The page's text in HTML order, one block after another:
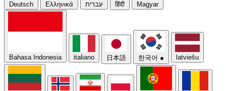
Deutsch Ελληνικά עברית हिंदी Magyar
Bahasa Indonesia italiano 日本語 한국어 ● latviešu